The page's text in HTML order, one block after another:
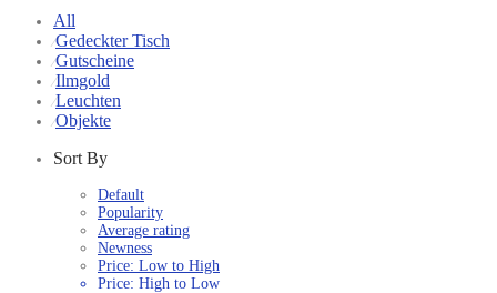
All
⁄Gedeckter Tisch
⁄Gutscheine
⁄Ilmgold
⁄Leuchten
⁄Objekte
Sort By
Default
Popularity
Average rating
Newness
Price: Low to High
Price: High to Low